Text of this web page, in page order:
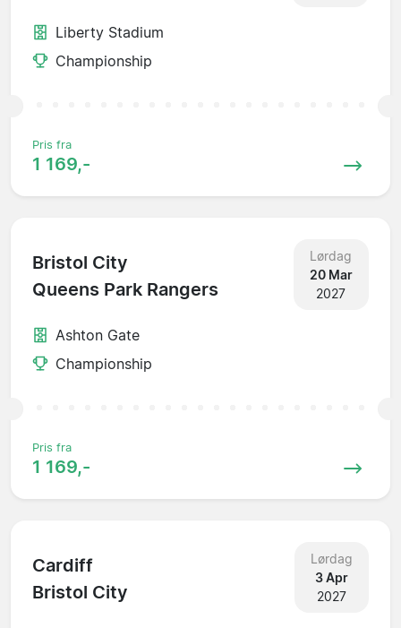
Liberty Stadium
Championship
Pris fra
1 169,-
Bristol City
Queens Park Rangers
Lørdag
20 Mar
2027
Ashton Gate
Championship
Pris fra
1 169,-
Cardiff
Bristol City
Lørdag
3 Apr
2027